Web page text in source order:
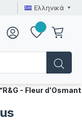
Ελληνικά
- Fleur